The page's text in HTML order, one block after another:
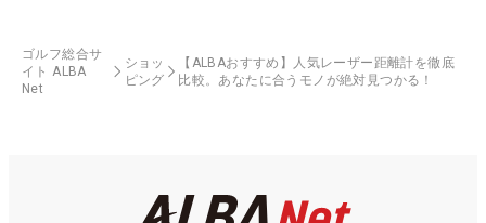
ゴルフ総合サ
イト ALBA
Net
ショッ
ピング
【ALBAおすすめ】人気レーザー距離計を徹底
比較。あなたに合うモノが絶対見つかる！